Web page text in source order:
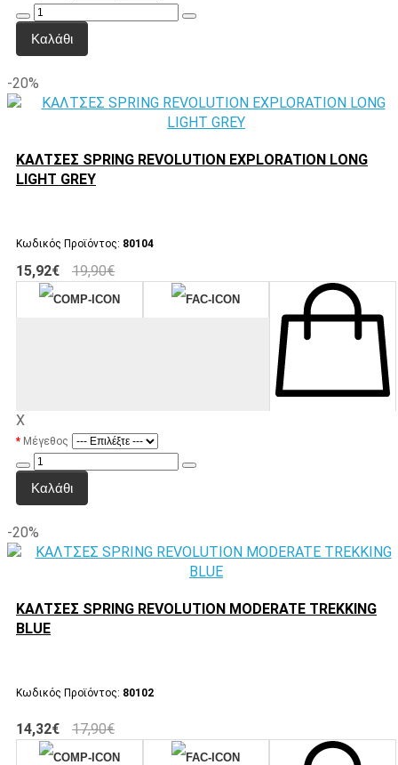
Καλάθι
-20%
ΚΑΛΤΣΕΣ SPRING REVOLUTION EXPLORATION LONG
LIGHT GREY
Κωδικός Προϊόντος: 80104
15,92€ 19,90€
X
Μέγεθος
Καλάθι
-20%
ΚΑΛΤΣΕΣ SPRING REVOLUTION MODERATE TREKKING
BLUE
Κωδικός Προϊόντος: 80102
14,32€ 17,90€